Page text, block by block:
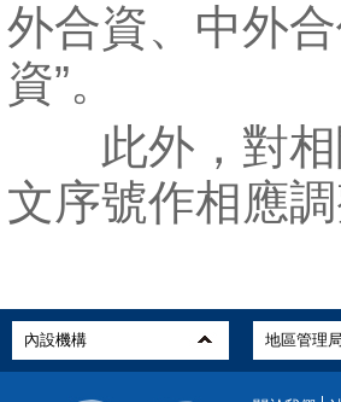
外合資、中外
資”。
此外，對相
文序號作相應調